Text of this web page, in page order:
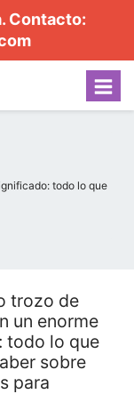
Contacto:
todo lo que
trozo de
un enorme
todo lo que
sobre
para